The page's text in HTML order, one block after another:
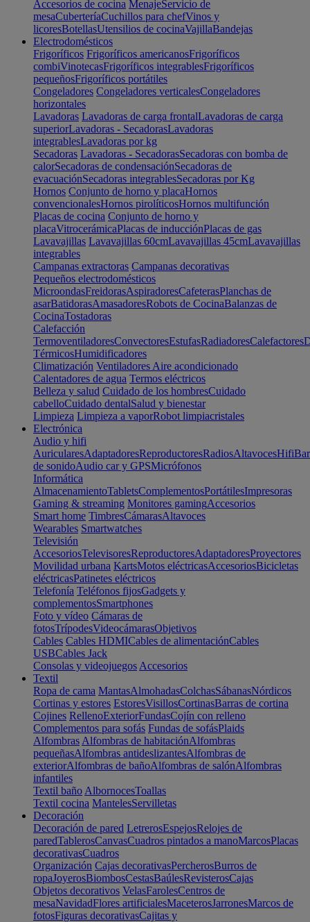
Accesorios de cocina MenajeServicio de
mesaCuberteríaCuchillos para chefVinos y
licoresBotellasUtensilios de cocinaVajillaBandejas
Electrodomésticos
Frigoríficos Frigoríficos americanosFrigoríficos
combiVinotecasFrigoríficos integrablesFrigoríficos
pequeñosFrigoríficos portátiles
Congeladores Congeladores verticalesCongeladores
horizontales
Lavadoras Lavadoras de carga frontalLavadoras de carga
superiorLavadoras - SecadorasLavadoras
integrablesLavadoras por kg
Secadoras Lavadoras - SecadorasSecadoras con bomba de
calorSecadoras de condensaciónSecadoras de
evacuaciónSecadoras integrablesSecadoras por Kg
Hornos Conjunto de horno y placaHornos
convencionalesHornos pirolíticosHornos multifunción
Placas de cocina Conjunto de horno y
placaVitrocerámicaPlacas de inducciónPlacas de gas
Lavavajillas Lavavajillas 60cmLavavajillas 45cmLavavajillas
integrables
Campanas extractoras Campanas decorativas
Pequeños electrodomésticos
MicroondasFreidorasAspiradoresCafeterasPlanchas de
asarBatidorasAmasadoresRobots de CocinaBalanzas de
CocinaTostadoras
Calefacción
TermoventiladoresConvectoresEstufasRadiadoresCalefactores
TérmicosHumidificadores
Climatización Ventiladores Aire acondicionado
Calentadores de agua Termos eléctricos
Belleza y salud Cuidado de los hombresCuidado
cabelloCuidado dentalSalud y bienestar
Limpieza Limpieza a vaporRobot limpiacristales
Electrónica
Audio y hifi
AuricularesAdaptadoresReproductoresRadiosAltavocesHifi
de sonidoAudio car y GPSMicrófonos
Informática
AlmacenamientoTabletsComplementosPortátilesImpresoras
Gaming & streaming Monitores gamingAccesorios
Smart home TimbresCámarasAltavoces
Wearables Smartwatches
Televisión
AccesoriosTelevisoresReproductoresAdaptadoresProyectores
Movilidad urbana KartsMotos eléctricasAccesoriosBicicletas
eléctricasPatinetes eléctricos
Telefonía Teléfonos fijosGadgets y
complementosSmartphones
Foto y vídeo Cámaras de
fotosTrípodesVideocámarasObjetivos
Cables Cables HDMICables de alimentaciónCables
USBCables Jack
Consolas y videojuegos Accesorios
Textil
Ropa de cama MantasAlmohadasColchasSábanasNórdicos
Cortinas y estores EstoresVisillosCortinasBarras de cortina
Cojines RellenoExteriorFundasCojín con relleno
Complementos para sofás Fundas de sofásPlaids
Alfombras Alfombras de habitaciónAlfombras
pequeñasAlfombras antideslizantesAlfombras de
exteriorAlfombras de bañoAlfombras de salónAlfombras
infantiles
Textil baño AlbornocesToallas
Textil cocina MantelesServilletas
Decoración
Decoración de pared LetrerosEspejosRelojes de
paredTablerosCanvasCuadros pintados a manoMarcosPlacas
decorativasCuadros
Organización Cajas decorativasPercherosBurros de
ropaJoyerosBiombosCestasBaúlesRevisterosCajas
Objetos decorativos VelasFarolesCentros de
mesaNavidadFlores artificialesMaceterosJarronesMarcos de
fotosFiguras decorativasCajitas y